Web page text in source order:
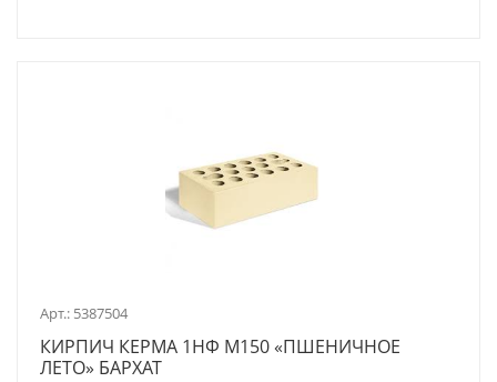
Арт.: 5387504
КИРПИЧ КЕРМА 1НФ М150 «ПШЕНИЧНОЕ
ЛЕТО» БАРХАТ